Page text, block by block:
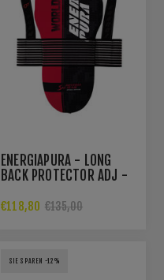
ENERGIAPURA - LONG
BACK PROTECTOR ADJ -
€118,80 €135,00
SIE SPAREN -12%